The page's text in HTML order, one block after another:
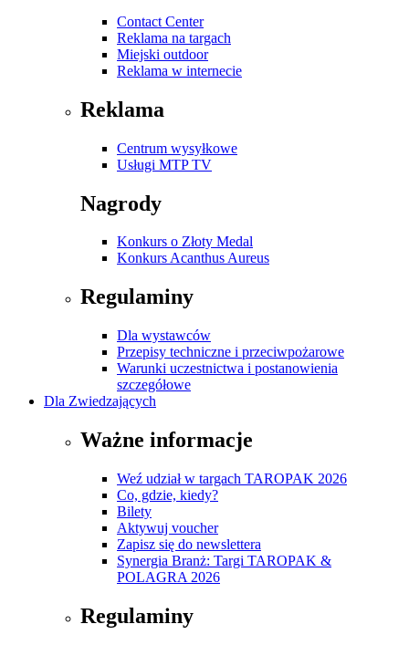
Contact Center
Reklama na targach
Miejski outdoor
Reklama w internecie
Reklama
Centrum wysyłkowe
Usługi MTP TV
Nagrody
Konkurs o Złoty Medal
Konkurs Acanthus Aureus
Regulaminy
Dla wystawców
Przepisy techniczne i przeciwpożarowe
Warunki uczestnictwa i postanowienia
szczegółowe
Dla Zwiedzających
Ważne informacje
Weź udział w targach TAROPAK 2026
Co, gdzie, kiedy?
Bilety
Aktywuj voucher
Zapisz się do newslettera
Synergia Branż: Targi TAROPAK &
POLAGRA 2026
Regulaminy